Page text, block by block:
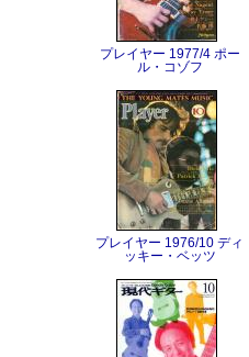
プレイヤー 1977/4 ポー
ル・コゾフ
プレイヤー 1976/10 ディ
ッキー・ベッツ